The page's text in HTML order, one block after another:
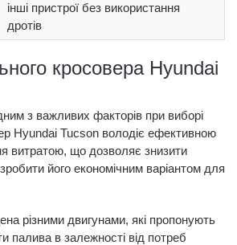
інші пристрої без використання
дротів
кросовера Hyundai
з важливих факторів при виборі
Hyundai Tucson володіє ефективною
витратою, що дозволяє знизити
його економічним варіантом для
різними двигунами, які пропонують
палива в залежності від потреб